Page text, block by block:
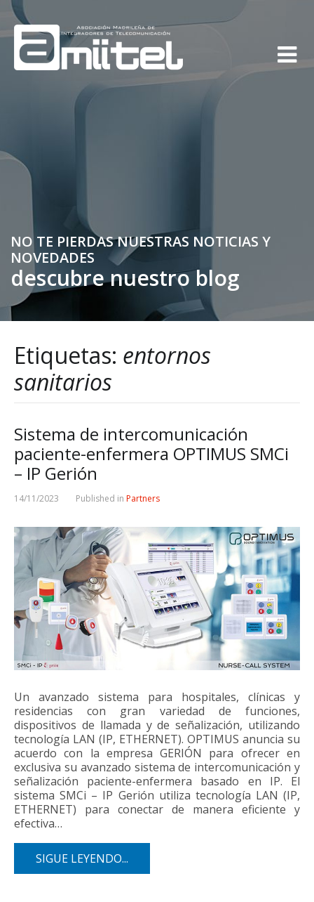
NO TE PIERDAS NUESTRAS NOTICIAS Y
NOVEDADES
descubre nuestro blog
Etiquetas: entornos
sanitarios
Sistema de intercomunicación
paciente-enfermera OPTIMUS SMCi
– IP Gerión
14/11/2023 Published in Partners
Un avanzado sistema para hospitales, clínicas y
residencias con gran variedad de funciones,
dispositivos de llamada y de señalización, utilizando
tecnología LAN (IP, ETHERNET). OPTIMUS anuncia su
acuerdo con la empresa GERIÓN para ofrecer en
exclusiva su avanzado sistema de intercomunicación y
señalización paciente-enfermera basado en IP. El
sistema SMCi – IP Gerión utiliza tecnología LAN (IP,
ETHERNET) para conectar de manera eficiente y
efectiva…
SIGUE LEYENDO...